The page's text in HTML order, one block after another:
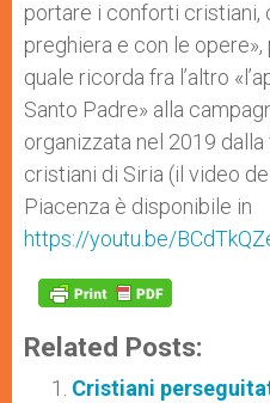
portare i conforti cristiani,
preghiera e con le
quale ricorda fra l’altro
Santo Padre» alla
organizzata nel 2019
cristiani di Siria (il video
Piacenza è disponibile in
https://youtu.be/
Related Posts:
Cristiani